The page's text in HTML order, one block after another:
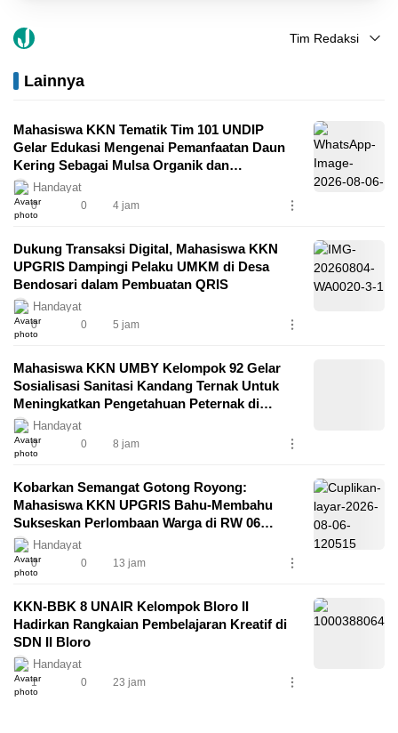
Tim Redaksi
Lainnya
Mahasiswa KKN Tematik Tim 101 UNDIP
Gelar Edukasi Mengenai Pemanfaatan Daun
Kering Sebagai Mulsa Organik dan
Pembuatan Plant Growth Promoting
Rhizobacteria (PGPR) di Lingkungan
Kampung Perbalan Kelurahan Gunungpati
Handayat
0 0 4 jam
Dukung Transaksi Digital, Mahasiswa KKN
UPGRIS Dampingi Pelaku UMKM di Desa
Bendosari dalam Pembuatan QRIS
Handayat
0 0 5 jam
Mahasiswa KKN UMBY Kelompok 92 Gelar
Sosialisasi Sanitasi Kandang Ternak Untuk
Meningkatkan Pengetahuan Peternak di
Padukuhan Salam
Handayat
0 0 8 jam
Kobarkan Semangat Gotong Royong:
Mahasiswa KKN UPGRIS Bahu-Membahu
Sukseskan Perlombaan Warga di RW 06
Baran Jurang
Handayat
0 0 13 jam
KKN-BBK 8 UNAIR Kelompok Bloro II
Hadirkan Rangkaian Pembelajaran Kreatif di
SDN II Bloro
Handayat
1 0 23 jam